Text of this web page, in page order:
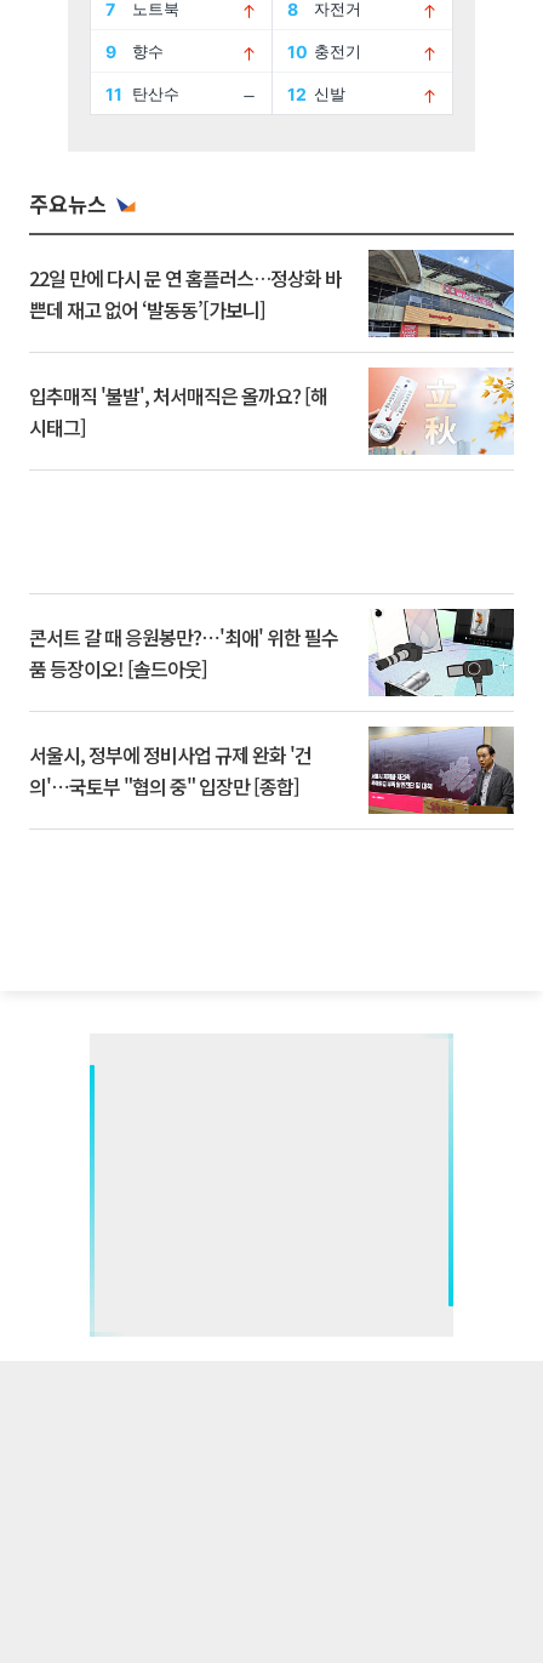
주요뉴스
22일 만에 다시 문 연 홈플러스…정상화 바
쁜데 재고 없어 ‘발동동’[가보니]
입추매직 '불발', 처서매직은 올까요? [해
시태그]
콘서트 갈 때 응원봉만?⋯'최애' 위한 필수
품 등장이오! [솔드아웃]
서울시, 정부에 정비사업 규제 완화 '건
의'⋯국토부 "협의 중" 입장만 [종합]